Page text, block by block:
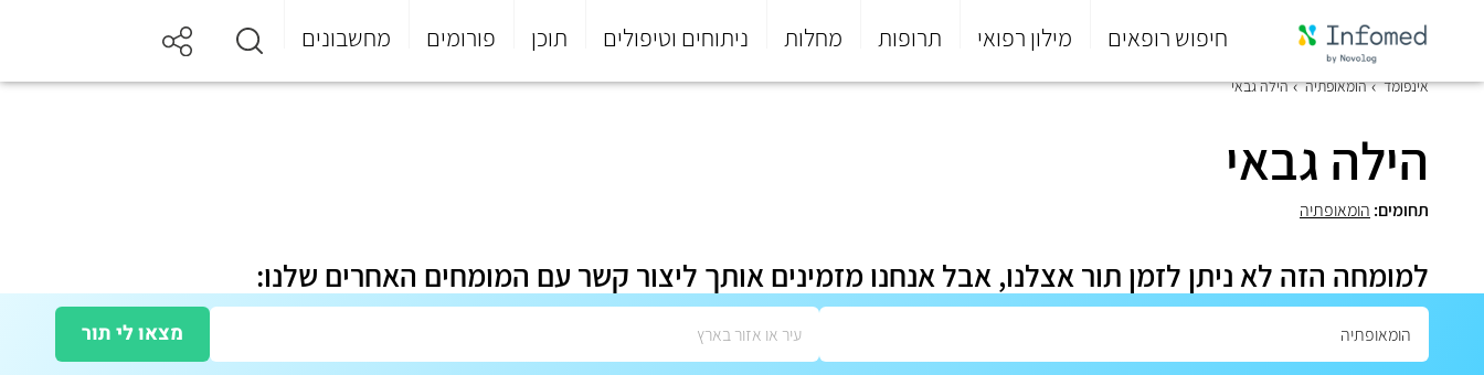
חיפוש רופאים מילון רפואי תרופות מחלות ניתוחים וטיפולים תוכן פורומים מחשבונים
סוף
אינפומד הומאופתיה הילה גבאי
הילה גבאי
תחומים: הומאופתיה
למומחה הזה לא ניתן לזמן תור אצלנו, אבל אנחנו מזמינים אותך ליצור קשר עם המומחים האחרים שלנו:
מצאו לי תור